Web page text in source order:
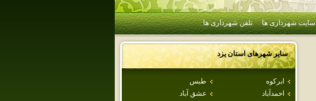
سایت شهرداری ها تلفن شهرداری ها
سایر شهرهای استانيزد
ابركوه
طبس
احمدآباد
عشق آباد